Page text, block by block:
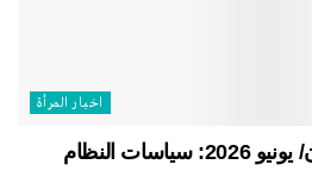
اخبار المرأة
التقرير الشهري – حزيران/ يونيو 2026: سياسات النظام